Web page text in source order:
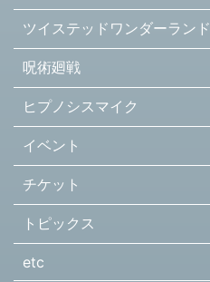
ツイステッドワンダーランド
呪術廻戦
ヒプノシスマイク
イベント
チケット
トピックス
etc